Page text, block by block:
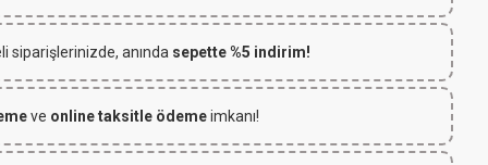
siparişlerinizde, anında sepette %5 indirim!
ve online taksitle ödemeimkanı!